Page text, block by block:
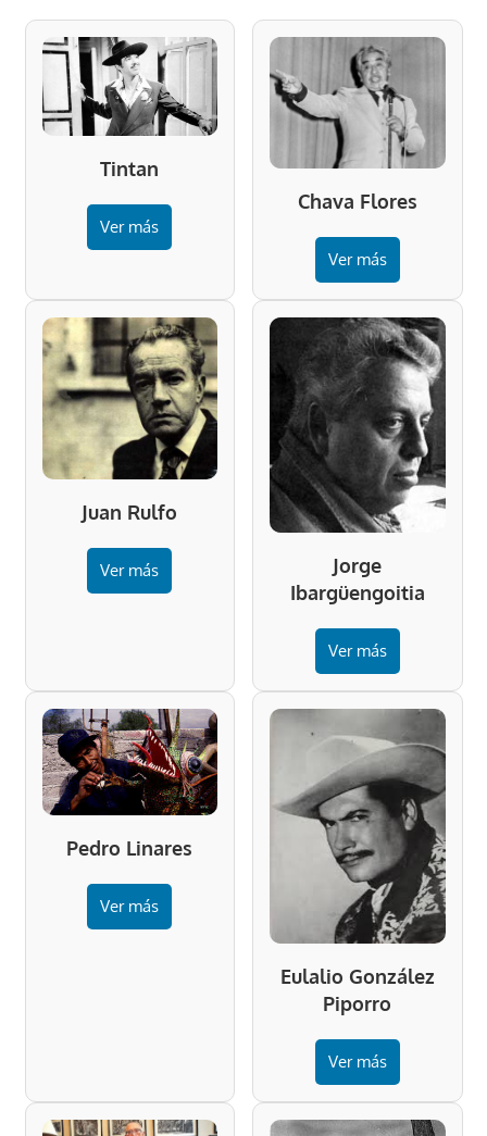
Tintan
Ver más
Chava Flores
Ver más
Juan Rulfo
Ver más
Jorge
Ibargüengoitia
Ver más
Pedro Linares
Ver más
Eulalio González
Piporro
Ver más